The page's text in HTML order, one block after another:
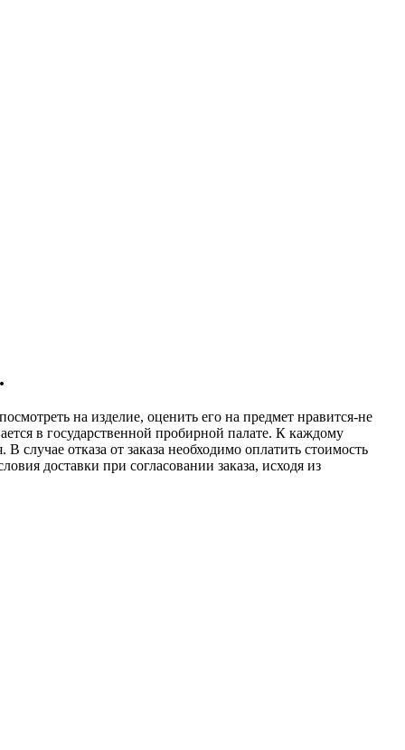
на изделие, оценить его на предмет нравится-не
в государственной пробирной палате. К каждому
случае отказа от заказа необходимо оплатить стоимость
доставки при согласовании заказа, исходя из